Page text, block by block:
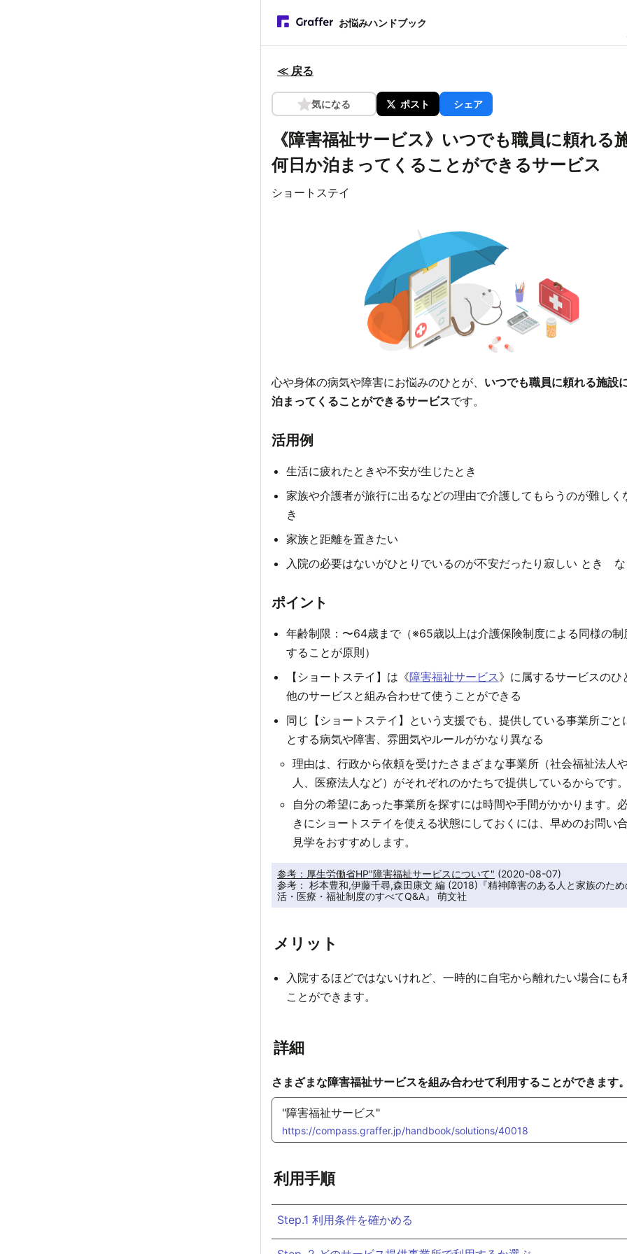
お悩みハンドブック
≪ 戻る
気になる ポスト シェア
《障害福祉サービス》いつでも職員に頼れる
何日か泊まってくることができるサービス
ショートステイ
心や身体の病気や障害にお悩みのひとが、 いつでも職員に頼れる施設
泊まってくることができるサービスです。
活用例
生活に疲れたときや不安が生じたとき
家族や介護者が旅行に出るなどの理由で介護してもらうのが難しく
き
家族と距離を置きたい
入院の必要はないがひとりでいるのが不安だったり寂しい とき
ポイント
年齢制限：〜64歳まで（※65歳以上は介護保険制度による同様の制
することが原則）
【ショートステイ】は《障害福祉サービス 》に属するサービスのひ
他のサービスと組み合わせて使うことができる
同じ【ショートステイ】という支援でも、提供している事業所ごと
とする病気や障害、雰囲気やルールがかなり異なる
理由は、行政から依頼を受けたさまざまな事業所（社会福祉法人
人、医療法人など）がそれぞれのかたちで提供しているからです。
自分の希望にあった事業所を探すには時間や手間がかかります。
きにショートステイを使える状態にしておくには、早めのお問い
見学をおすすめします。
参考：厚生労働省HP"障害福祉サービスについて" (2020-08-07)
参考： 杉本豊和,伊藤千尋,森田康文 編 (2018)『精神障害のある人と家族のため
活・医療・福祉制度のすべてQ&A』 萌文社
メリット
入院するほどではないけれど、一時的に自宅から離れたい場合にも
ことができます。
詳細
さまざまな障害福祉サービスを組み合わせて利用することができます。
"障害福祉サービス"
https://compass.graffer.jp/handbook/solutions/40018
利用手順
Step.1 利用条件を確かめる